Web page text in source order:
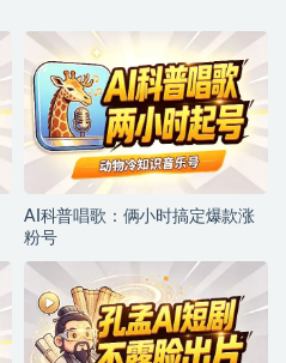
AI科普唱歌：俩小时搞定爆款涨
粉号